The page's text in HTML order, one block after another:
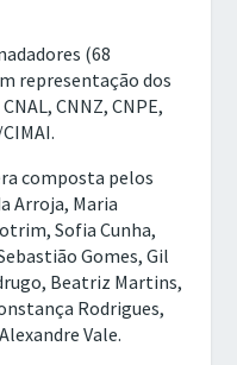
(68
representação dos
CNNZ, CNPE,
composta pelos
Arroja, Maria
Sofia Cunha,
Gomes, Gil
Beatriz Martins,
Rodrigues,
Vale.